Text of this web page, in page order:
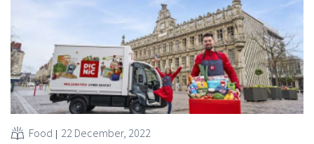
Food 22 December, 2022